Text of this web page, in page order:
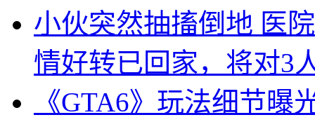
小伙突然抽搐倒地 医
情好转已回家，将对3
《GTA6》玩法细节